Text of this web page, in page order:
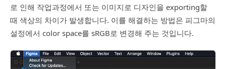
로 인해 작업과정에서 또는 이미지로 디자인을 exporting할
때 색상의 차이가 발생합니다. 이를 해결하는 방법은 피그마의
설정에서 color space를 sRGB로 변경해 주는 것입니다.